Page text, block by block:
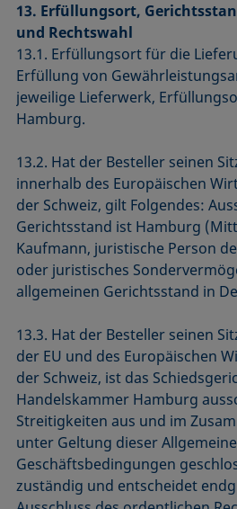
13. Erfüllungsort,
und Rechtswahl
13.1. Erfüllungsort für die
Erfüllung von
jeweilige Lieferwerk,
Hamburg.
13.2. Hat der Besteller seinen
innerhalb des Europäischen
der Schweiz, gilt Folgendes:
Gerichtsstand ist Hamburg
Kaufmann, juristische Person
oder juristisches
allgemeinen Gerichtsstand in
13.3. Hat der Besteller seinen
der EU und des Europäischen
der Schweiz, ist das
Handelskammer Hamburg
Streitigkeiten aus und im
unter Geltung dieser
Geschäftsbedingungen
zuständig und entscheidet